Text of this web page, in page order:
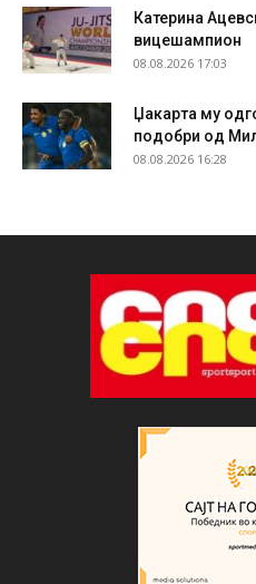
Катерина
вицешампион
08.08.2026 17:03
Џакарта му
подобри од
08.08.2026 16:28